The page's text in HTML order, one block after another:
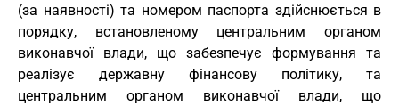
(за наявності) та номером паспорта здійснюється в
порядку, встановленому центральним органом
виконавчої влади, що забезпечує формування та
реалізує державну фінансову політику, та
центральним органом виконавчої влади, що